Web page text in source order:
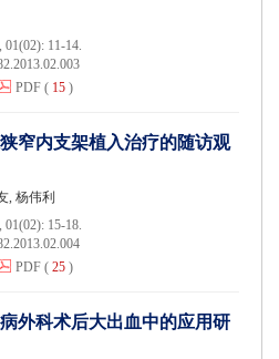
11-14.
PDF ( 15 )
窄内支架植入治疗的随访观
, 杨伟利
15-18.
PDF ( 25 )
外科术后大出血中的应用研